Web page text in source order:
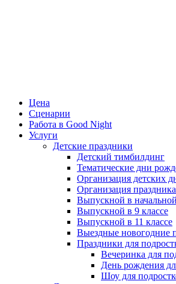
Цена
Сценарии
Работа в Good Night
Услуги
Детские праздники
Детский тимбилдинг
Тематические дни
Организация детских
Организация
Выпускной в
Выпускной в 9 классе
Выпускной в 11 классе
Выездные новогодние
Праздники для
Вечеринка для
День рождения
Шоу для